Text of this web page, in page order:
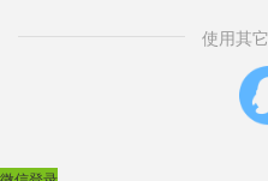
使用其